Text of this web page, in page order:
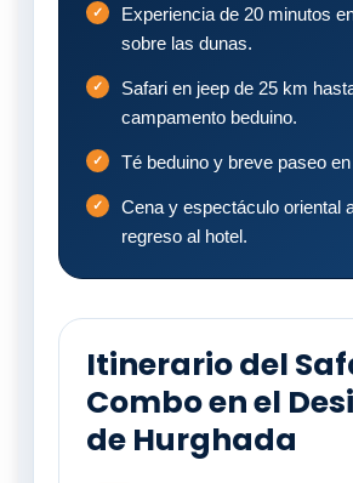
Experiencia de 20 minutos
sobre las dunas.
Safari en jeep de 25 km
campamento beduino.
Té beduino y breve paseo
Cena y espectáculo oriental
regreso al hotel.
Itinerario del
Combo en el
de Hurghada